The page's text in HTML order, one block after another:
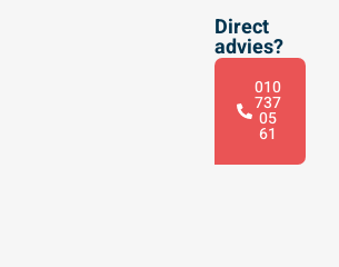
Direct
advies?
010
737
05
61